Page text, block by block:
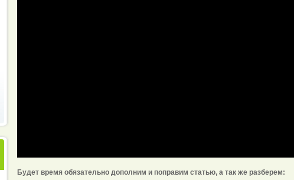
Будет время обязательно дополним и поправим статью, а так же разберем: